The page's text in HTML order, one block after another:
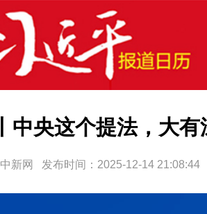
中央这个提法，大有
中新网 发布时间：2025-12-14 21:08:44